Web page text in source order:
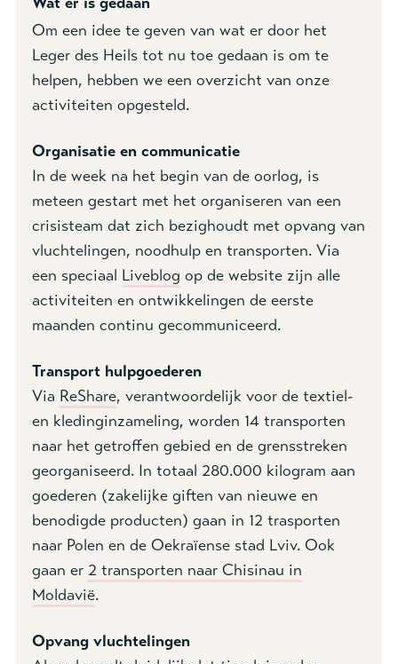
Om een idee te geven van wat er door het
Leger des Heils tot nu toe gedaan is om te
helpen, hebben we een overzicht van onze
activiteiten opgesteld.
Organisatie en communicatie
In de week na het begin van de oorlog, is
meteen gestart met het organiseren van een
crisisteam dat zich bezighoudt met opvang van
vluchtelingen, noodhulp en transporten. Via
een speciaal Liveblog op de website zijn alle
activiteiten en ontwikkelingen de eerste
maanden continu gecommuniceerd.
Transport hulpgoederen
Via ReShare, verantwoordelijk voor de textiel-
en kledinginzameling, worden 14 transporten
naar het getroffen gebied en de grensstreken
georganiseerd. In totaal 280.000 kilogram aan
goederen (zakelijke giften van nieuwe en
benodigde producten) gaan in 12 trasporten
naar Polen en de Oekraïense stad Lviv. Ook
gaan er 2 transporten naar Chisinau in
Moldavië.
Opvang vluchtelingen